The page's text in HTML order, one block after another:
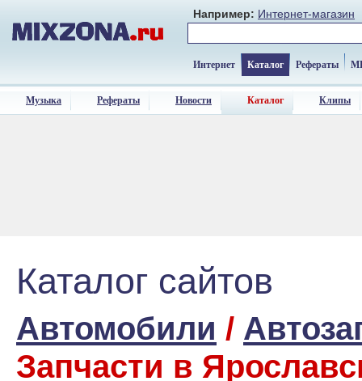
Например: Интернет-магазин
Интернет Каталог Рефераты
Музыка Рефераты Новости Каталог Клипы
Каталог сайтов
Автомобили /
Запчасти в